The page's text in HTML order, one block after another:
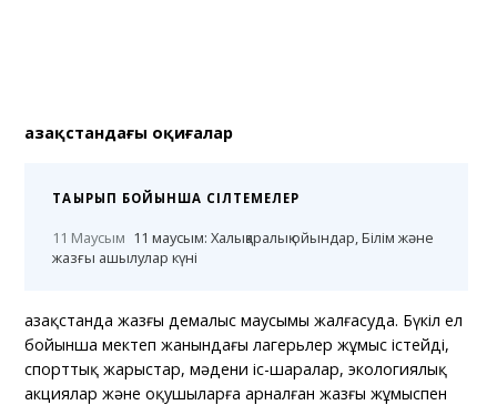
Қазақстандағы оқиғалар
ТАҚЫРЫП БОЙЫНША СІЛТЕМЕЛЕР
11 Маусым 11 маусым: Халықаралық ойындар, Білім және
жазғы ашылулар күні
Қазақстанда жазғы демалыс маусымы жалғасуда. Бүкіл ел
бойынша мектеп жанындағы лагерьлер жұмыс істейді,
спорттық жарыстар, мәдени іс-шаралар, экологиялық
акциялар және оқушыларға арналған жазғы жұмыспен